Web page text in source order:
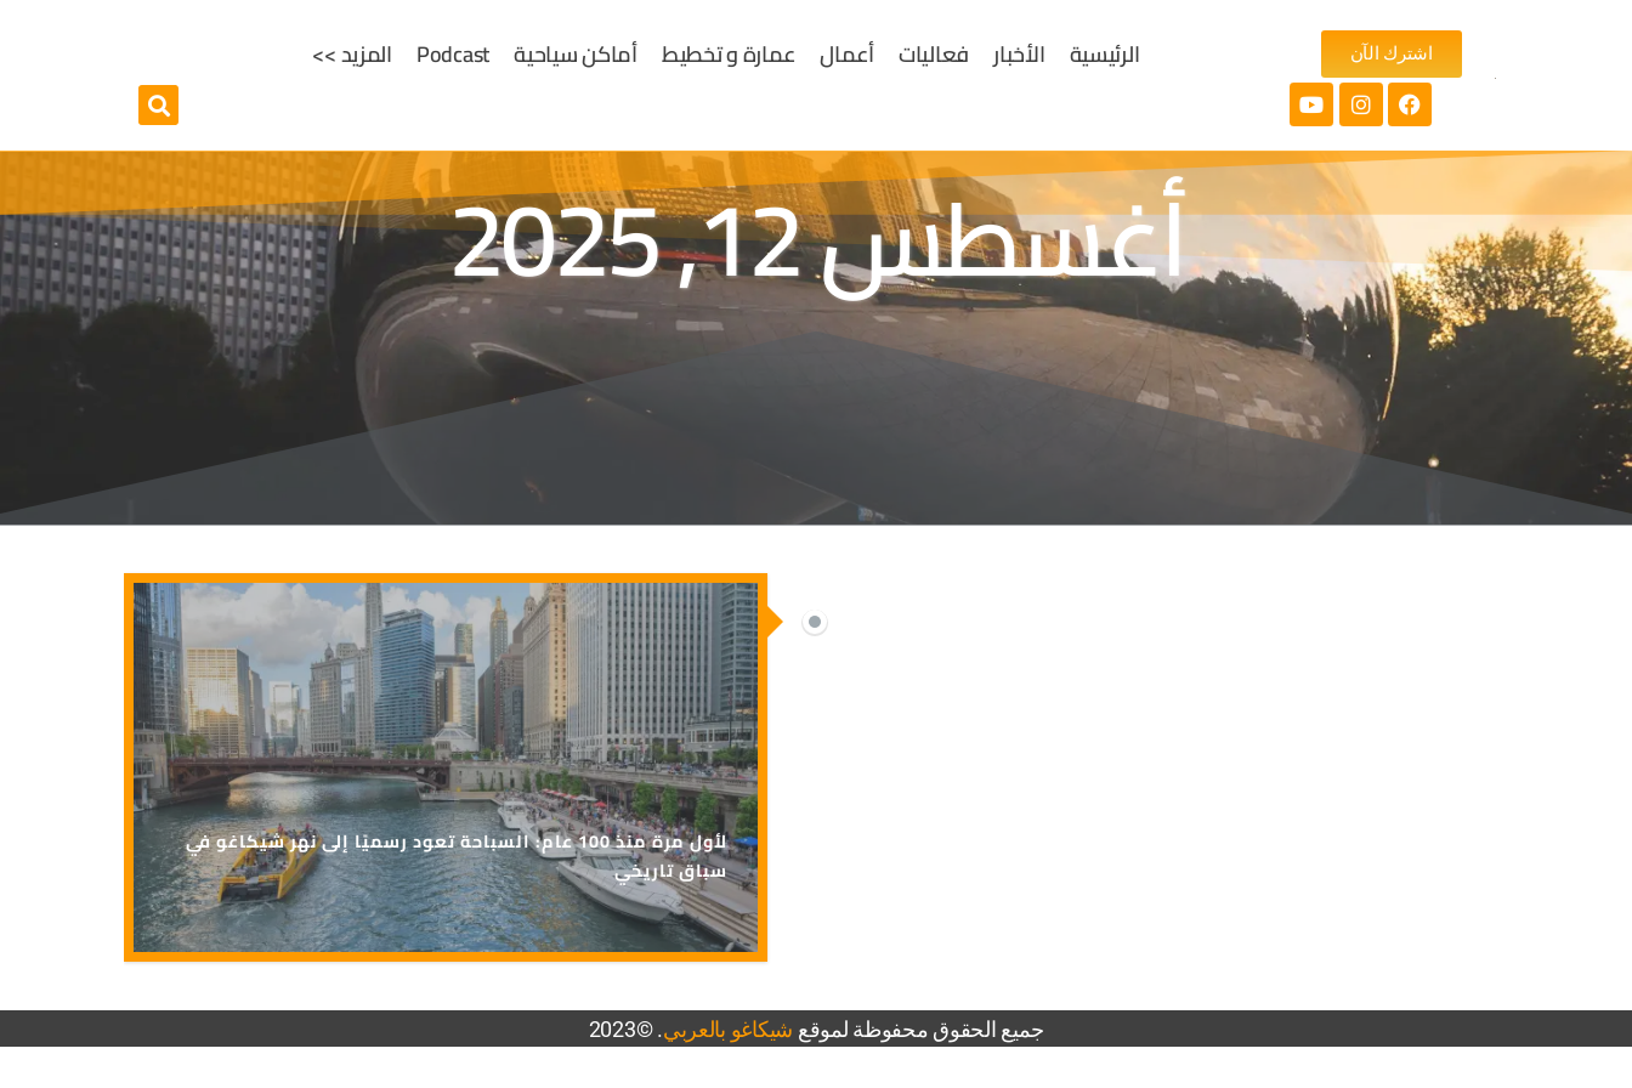
الرئيسية الأخبار فعاليات أعمال عمارة و تخطيط أماكن سياحية Podcast المزيد >> اشترك الآن
أغسطس 12, 2025
لأول مرة منذ 100 عام: السباحة تعود رسميًا إلى نهر شيكاغو في
سباق تاريخي
جميع الحقوق محفوظة لموقع شيكاغو بالعربي. ©2023